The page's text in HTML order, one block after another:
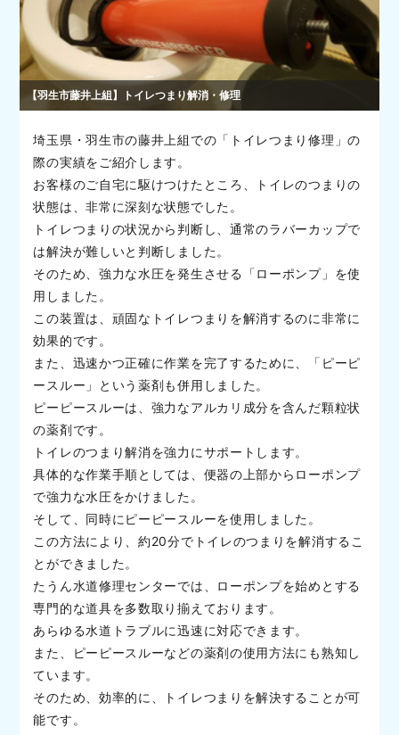
【羽生市藤井上組】トイレつまり解消・修理
埼玉県・羽生市の藤井上組での「トイレつまり修理」の
際の実績をご紹介します。
お客様のご自宅に駆けつけたところ、トイレのつまりの
状態は、非常に深刻な状態でした。
トイレつまりの状況から判断し、通常のラバーカップで
は解決が難しいと判断しました。
そのため、強力な水圧を発生させる「ローポンプ」を使
用しました。
この装置は、頑固なトイレつまりを解消するのに非常に
効果的です。
また、迅速かつ正確に作業を完了するために、「ピーピ
ースルー」という薬剤も併用しました。
ピーピースルーは、強力なアルカリ成分を含んだ顆粒状
の薬剤です。
トイレのつまり解消を強力にサポートします。
具体的な作業手順としては、便器の上部からローポンプ
で強力な水圧をかけました。
そして、同時にピーピースルーを使用しました。
この方法により、約20分でトイレのつまりを解消するこ
とができました。
たうん水道修理センターでは、ローポンプを始めとする
専門的な道具を多数取り揃えております。
あらゆる水道トラブルに迅速に対応できます。
また、ピーピースルーなどの薬剤の使用方法にも熟知し
ています。
そのため、効率的に、トイレつまりを解決することが可
能です。